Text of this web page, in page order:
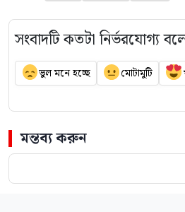
সংবাদটি কতটা নির্ভরযোগ্য
ভুল মনে হচ্ছে মোটামুটি
মন্তব্য করুন